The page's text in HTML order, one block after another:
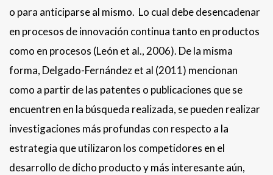
o para anticiparse al mismo. Lo cual debe desencadenar
en procesos de innovación continua tanto en productos
como en procesos (León et al., 2006). De la misma
forma, Delgado-Fernández et al (2011) mencionan
como a partir de las patentes o publicaciones que se
encuentren en la búsqueda realizada, se pueden realizar
investigaciones más profundas con respecto a la
estrategia que utilizaron los competidores en el
desarrollo de dicho producto y más interesante aún,